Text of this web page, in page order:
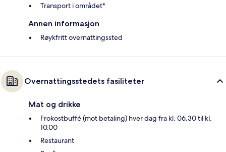
Transport i området*
Annen informasjon
Røykfritt overnattingssted
Overnattingsstedets fasiliteter
Mat og drikke
Frokostbuffé (mot betaling) hver dag fra kl. 06.30 til kl.
10.00
Restaurant